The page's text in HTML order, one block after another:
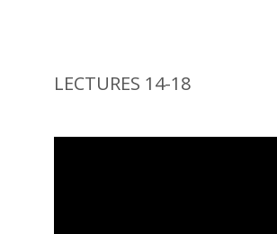
LECTURES 14-18